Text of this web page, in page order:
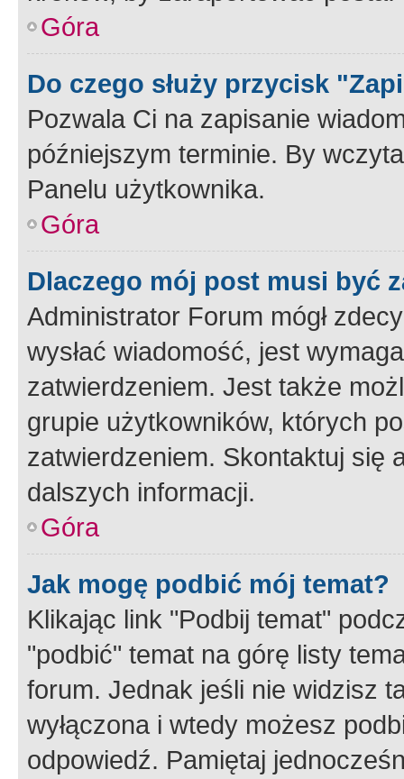
Góra
Do czego służy przycisk
Pozwala Ci na zapisanie
późniejszym terminie. By
Panelu użytkownika.
Góra
Dlaczego mój post musi być
Administrator Forum mógł
wysłać wiadomość, jest
zatwierdzeniem. Jest także
grupie użytkowników, których
zatwierdzeniem. Skontaktuj się
dalszych informacji.
Góra
Jak mogę podbić mój temat?
Klikając link "Podbij temat"
"podbić" temat na górę listy
forum. Jednak jeśli nie widzisz
wyłączona i wtedy możesz
odpowiedź. Pamiętaj